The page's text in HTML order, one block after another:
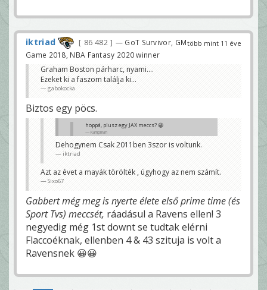
több mint 11 éve
iktriad 86 482
— GoT Survivor, GM
Game 2018, NBA Fantasy 2020 winner
Graham Boston párharc, nyami....
Ezeket ki a faszom találja ki...
gabokocka
Biztos egy pöcs.
hoppá, plusz egy JAX meccs? 😀
Kampman
Az elmúlt 5 évben összesen nem volt ennyi.
iktriadék tüntettek.
Dehogynem Csak 2011ben 3szor is voltunk.
iktriad
Azt az évet a mayák törölték , úgyhogy az nem számít.
Sixo67
Gabbert még meg is nyerte élete első prime time (és
Sport Tvs) meccsét, ráadásul a Ravens ellen! 3
negyedig még 1st downt se tudtak elérni
Flaccoéknak, ellenben 4 & 43 szituja is volt a
Ravensnek 😀😀